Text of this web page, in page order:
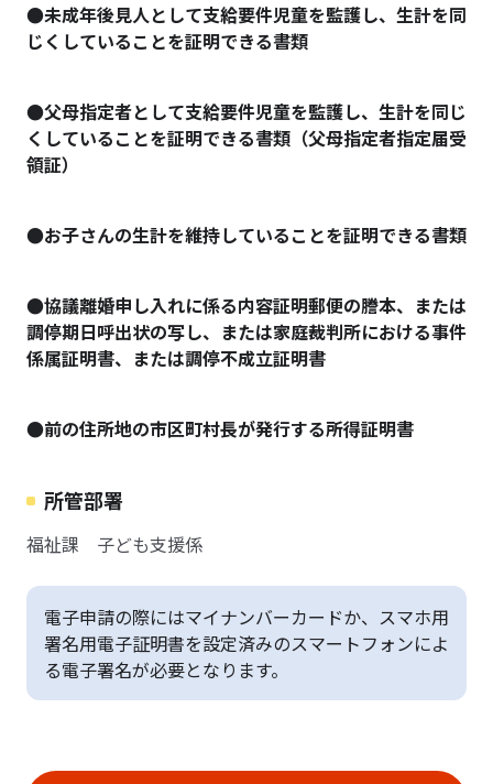
●未成年後見人として支給要件児童を監護し、生計を同
じくしていることを証明できる書類
●父母指定者として支給要件児童を監護し、生計を同じ
くしていることを証明できる書類（父母指定者指定届受
領証）
●お子さんの生計を維持していることを証明できる書類
●協議離婚申し入れに係る内容証明郵便の謄本、または
調停期日呼出状の写し、または家庭裁判所における事件
係属証明書、または調停不成立証明書
●前の住所地の市区町村長が発行する所得証明書
所管部署
福祉課 子ども支援係
電子申請の際にはマイナンバーカードか、スマホ用
署名用電子証明書を設定済みのスマートフォンによ
る電子署名が必要となります。